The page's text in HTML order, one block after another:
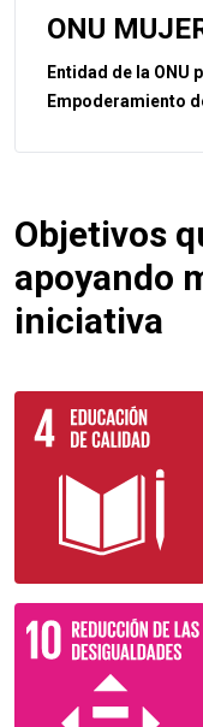
ONU
Entidad de la ONU
Empoderamiento
Objetivos
apoyando
iniciativa